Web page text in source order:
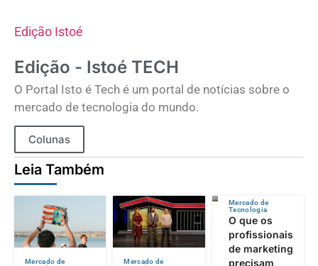
Edição Istoé
Edição - Istoé TECH
O Portal Isto é Tech é um portal de notícias sobre o
mercado de tecnologia do mundo.
Colunas
Leia Também
Mercado de
Mercado de
Mercado de
Tecnologia
O que os
profissionais
de marketing
precisam